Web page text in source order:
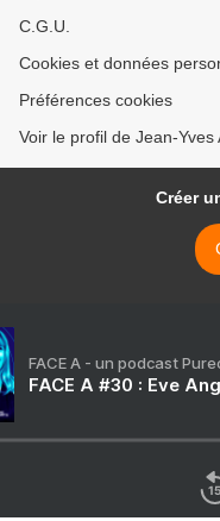
C.G.U.
Cookies et données
Préférences cookies
Voir le profil de Jean-
Créer
FACE A - un podcast
FACE A #30 : Eve